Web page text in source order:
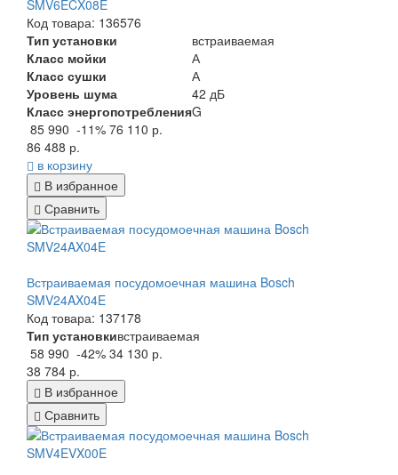
SMV6ECX08E
Код товара: 136576
Тип установки
встраиваемая
Класс мойки
А
Класс сушки
А
Уровень шума
42 дБ
Класс энергопотребленияG
85 990 -11% 76 110 р.
86 488 р.
в корзину
В избранное
Сравнить
Встраиваемая посудомоечная машина Bosch
SMV24AX04E
Код товара: 137178
Тип установкивстраиваемая
58 990 -42% 34 130 р.
38 784 р.
В избранное
Сравнить